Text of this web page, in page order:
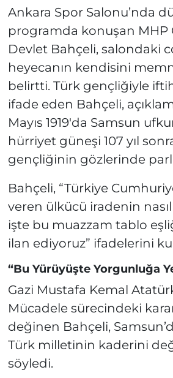
Ankara Spor Salonu’nda
programda konuşan MHP
Devlet Bahçeli, salondaki
heyecanın kendisini
belirtti. Türk gençliğiyle
ifade eden Bahçeli,
Mayıs 1919'da Samsun
hürriyet güneşi 107 yıl
gençliğinin gözlerinde
Bahçeli, “Türkiye
veren ülkücü iradenin nasıl
işte bu muazzam tablo
ilan ediyoruz” ifadelerini
“Bu Yürüyüşte Yorgunluğa
Gazi Mustafa Kemal
Mücadele sürecindeki
değinen Bahçeli,
Türk milletinin kaderini
söyledi.